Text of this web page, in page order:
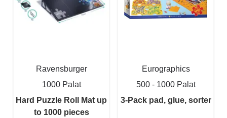
Ravensburger
1000 Palat
Hard Puzzle Roll Mat up
to 1000 pieces
Eurographics
500 - 1000 Palat
3-Pack pad, glue, sorter